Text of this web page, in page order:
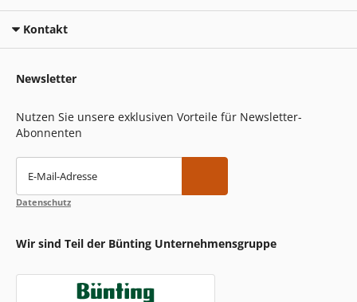
Kontakt
Newsletter
Nutzen Sie unsere exklusiven Vorteile für Newsletter-
Abonnenten
E-Mail-Adresse
Datenschutz
Wir sind Teil der Bünting Unternehmensgruppe